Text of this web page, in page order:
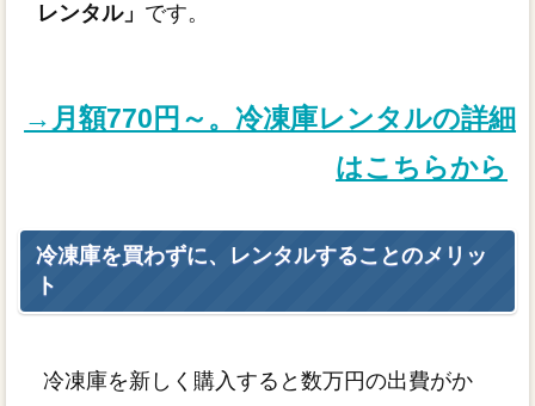
レンタル」 です。
→月額770円～。冷凍庫レンタルの詳細
はこちらから
冷凍庫を買わずに、レンタルすることのメリッ
ト
冷凍庫を新しく購入すると数万円の出費がか